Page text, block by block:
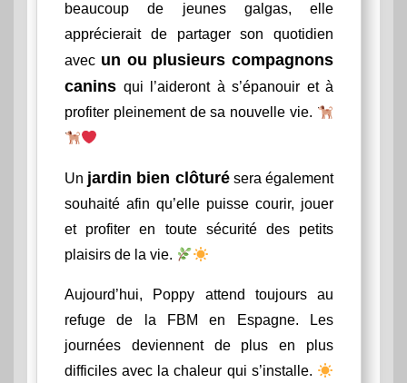
beaucoup de jeunes galgas, elle
apprécierait de partager son quotidien
avec un ou plusieurs compagnons
canins qui l’aideront à s’épanouir et à
profiter pleinement de sa nouvelle vie.
Un jardin bien clôturésera également
souhaité afin qu’elle puisse courir, jouer
et profiter en toute sécurité des petits
plaisirs de la vie.
Aujourd’hui, Poppy attend toujours au
refuge de la FBM en Espagne. Les
journées deviennent de plus en plus
difficiles avec la chaleur qui s’installe.